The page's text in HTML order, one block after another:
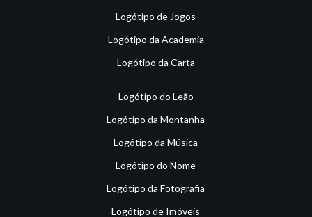
Logótipo de Jogos
Logótipo da Academia
Logótipo da Carta
Logótipo do Leão
Logótipo da Montanha
Logótipo da Música
Logótipo do Nome
Logótipo da Fotografia
Logótipo de Imóveis